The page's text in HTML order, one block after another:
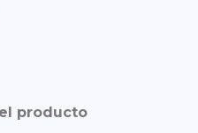
producto